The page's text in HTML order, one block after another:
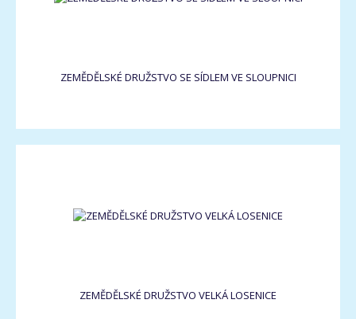
ZEMĚDĚLSKÉ DRUŽSTVO SE SÍDLEM VE SLOUPNICI
ZEMĚDĚLSKÉ DRUŽSTVO VELKÁ LOSENICE